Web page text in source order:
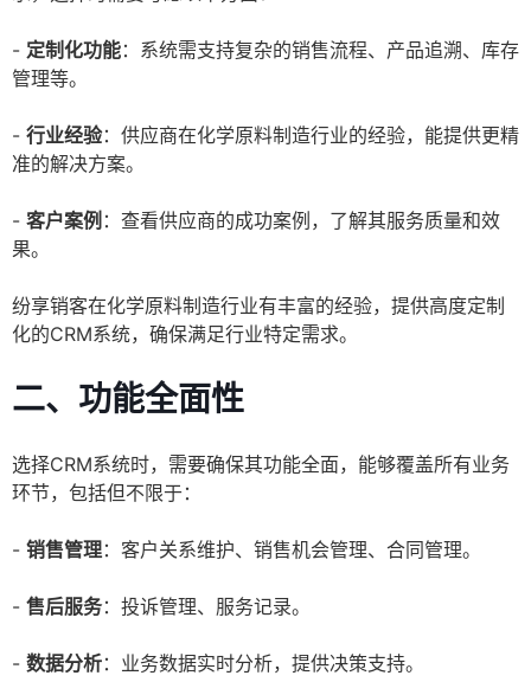
- 定制化功能：系统需支持复杂的销售流程、产品追溯、库存
管理等。
- 行业经验：供应商在化学原料制造行业的经验，能提供更精
准的解决方案。
- 客户案例 ：查看供应商的成功案例，了解其服务质量和效
果。
纷享销客在化学原料制造行业有丰富的经验，提供高度定制
化的CRM系统，确保满足行业特定需求。
二、功能全面性
选择CRM系统时，需要确保其功能全面，能够覆盖所有业务
环节，包括但不限于：
- 销售管理：客户关系维护、销售机会管理、合同管理。
- 售后服务：投诉管理、服务记录。
- 数据分析：业务数据实时分析，提供决策支持。